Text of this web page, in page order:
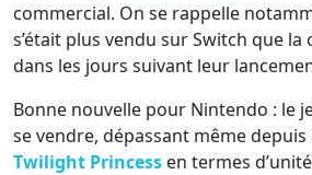
commercial. On se rappelle
s’était plus vendu sur Switch que la
dans les jours suivant leur
Bonne nouvelle pour Nintendo : le
se vendre, dépassant même
Twilight Princess en termes